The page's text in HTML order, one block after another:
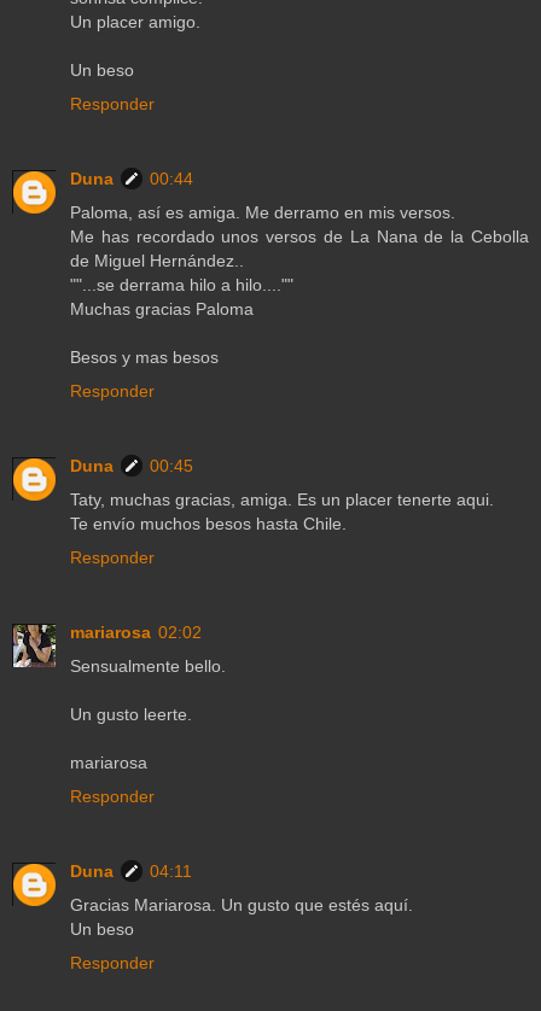
Un placer amigo.
Un beso
Responder
Duna
00:44
Paloma, así es amiga. Me derramo en mis versos.
Me has recordado unos versos de La Nana de la Cebolla
de Miguel Hernández..
""...se derrama hilo a hilo....""
Muchas gracias Paloma
Besos y mas besos
Responder
Duna
00:45
Taty, muchas gracias, amiga. Es un placer tenerte aqui.
Te envío muchos besos hasta Chile.
Responder
mariarosa 02:02
Sensualmente bello.
Un gusto leerte.
mariarosa
Responder
Duna
04:11
Gracias Mariarosa. Un gusto que estés aquí.
Un beso
Responder